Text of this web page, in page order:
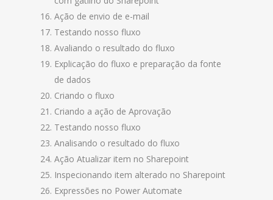
Ação de envio de e-mail
Testando nosso fluxo
Avaliando o resultado do fluxo
Explicação do fluxo e preparação da fonte
de dados
Criando o fluxo
Criando a ação de Aprovação
Testando nosso fluxo
Analisando o resultado do fluxo
Ação Atualizar item no Sharepoint
Inspecionando item alterado no Sharepoint
Expressões no Power Automate